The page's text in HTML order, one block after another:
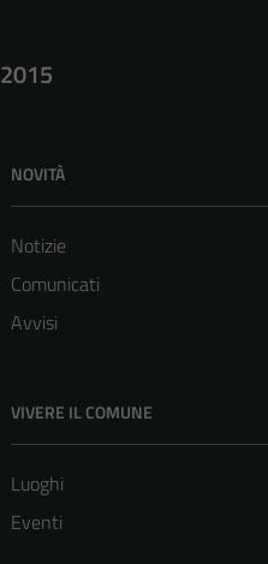
NOVITÀ
Notizie
Comunicati
Avvisi
VIVERE IL COMUNE
Luoghi
Eventi